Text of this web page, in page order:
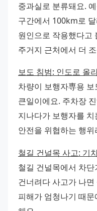
중과실로 분류돼요.
구간에서 100km로
원인으로 작용했다고
주거지 근처에서 더
보도 침범: 인도로 올
차량이 보행자専용
큰일이에요. 주차장
지나다가 보행자를
안전을 위협하는 행
철길 건널목 사고: 기
철길 건널목에서 차
건너려다 사고가 나
피해가 엄청나기 때